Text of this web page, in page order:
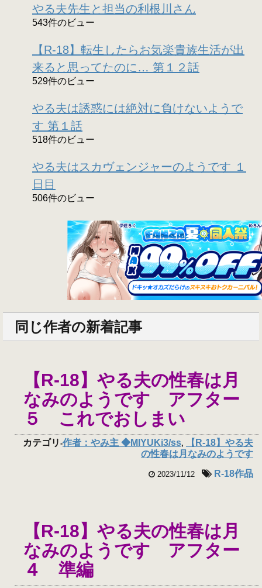
やる夫先生と担当の利根川さん
543件のビュー
【R-18】転生したらお気楽貴族生活が出
来ると思ってたのに… 第１２話
529件のビュー
やる夫は誘惑には絶対に負けないようで
す 第１話
518件のビュー
やる夫はスカヴェンジャーのようです １
日目
506件のビュー
同じ作者の新着記事
【R-18】やる夫の性春は月
なみのようです アフター
５ これでおしまい
カテゴリ -作者：やみ主 ◆MIYUKi3/ss,
【R-18】やる夫
の性春は月なみのようです
2023/11/12 R-18作品
【R-18】やる夫の性春は月
なみのようです アフター
４ 準編